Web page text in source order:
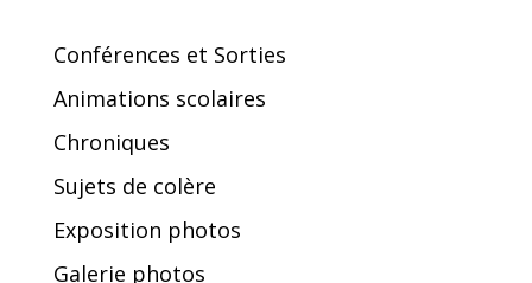
Conférences et Sorties
Animations scolaires
Chroniques
Sujets de colère
Exposition photos
Galerie photos